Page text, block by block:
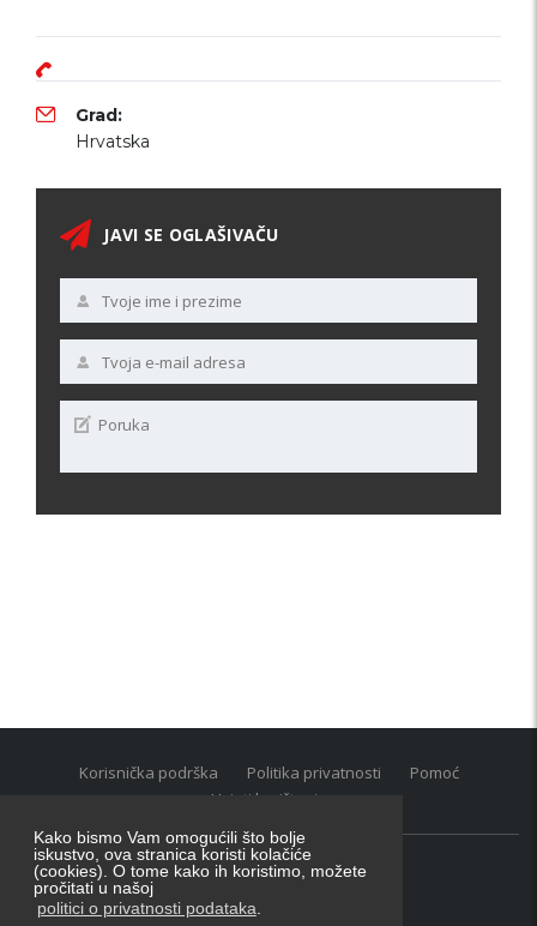
Kako bismo Vam omogućili što bolje
iskustvo, ova stranica koristi kolačiće
(cookies). O tome kako ih koristimo, možete
pročitati u našoj
politici o privatnosti podataka
Grad:
Hrvatska
JAVI SE OGLAŠIVAČU
Korisnička podrška Politika privatnosti
Pomoć
Uvjeti korištenja
Oglasnik grupacija:posao.hr|oglasnik.hr|auti.hr
Tečaj za konverziju u EUR valutu: 1 euro = 7.53450 kn